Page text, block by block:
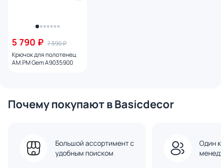
5 790 ₽ 7 390 ₽
Крючок для полотенец
AM.PM Gem A9035900
Почему покупают в Basicdecor
Большой ассортимент с
удобным поиском
Один